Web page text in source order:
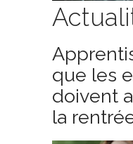
que les
doivent
la